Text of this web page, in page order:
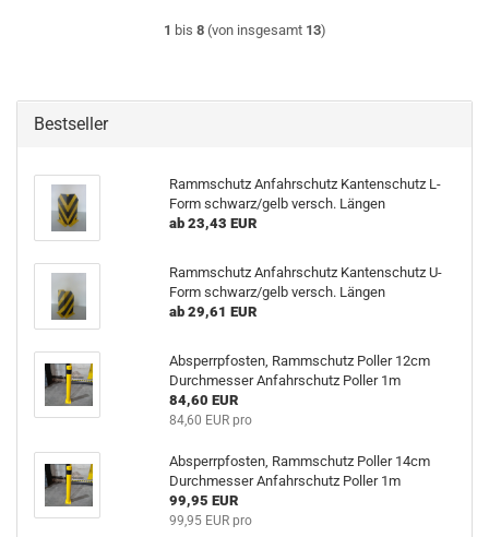
1 bis 8(von insgesamt 13)
Bestseller
Rammschutz Anfahrschutz Kantenschutz L-
Form schwarz/gelb versch. Längen
ab 23,43 EUR
Rammschutz Anfahrschutz Kantenschutz U-
Form schwarz/gelb versch. Längen
ab 29,61 EUR
Absperrpfosten, Rammschutz Poller 12cm
Durchmesser Anfahrschutz Poller 1m
84,60 EUR
84,60 EUR pro
Absperrpfosten, Rammschutz Poller 14cm
Durchmesser Anfahrschutz Poller 1m
99,95 EUR
99,95 EUR pro